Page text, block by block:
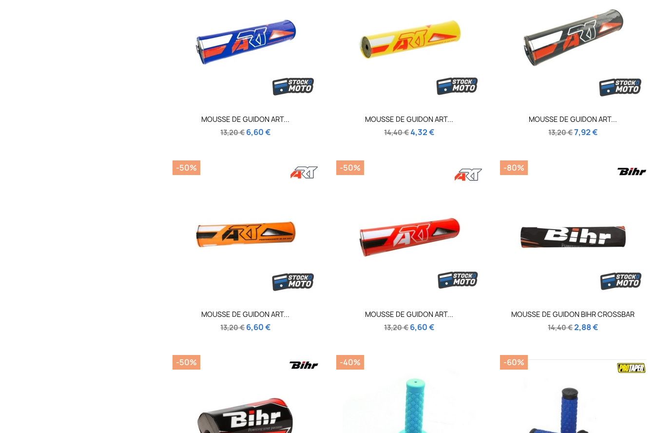
Aperçu rapide
MOUSSE DE GUIDON ART...
13,20 €6,60 €
Aperçu rapide
MOUSSE DE GUIDON ART...
14,40 €4,32 €
Aperçu rapide
MOUSSE DE GUIDON ART...
13,20 €7,92 €
Aperçu rapide
MOUSSE DE GUIDON ART...
13,20 €6,60 €
-50%
Aperçu rapide
MOUSSE DE GUIDON ART...
13,20 €6,60 €
-50%
Aperçu rapide
MOUSSE DE GUIDON BIHR CROSSBAR
14,40 €2,88 €
-80%
-50% -40% -60%